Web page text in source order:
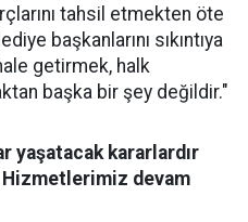
tahsil etmekten öte
başkanlarını sıkıntıya
getirmek, halk
başka bir şey değildir."
yaşatacak kararlardır
Hizmetlerimiz devam